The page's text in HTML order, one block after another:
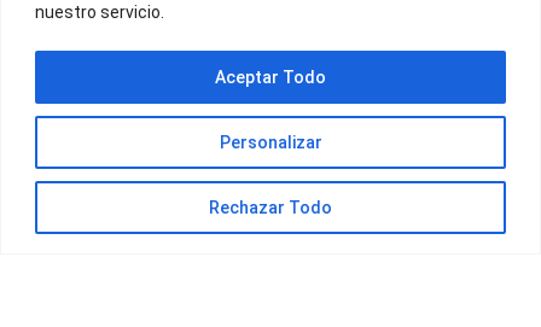
nuestro servicio.
Personalizar
Rechazar Todo
Aceptar Todo